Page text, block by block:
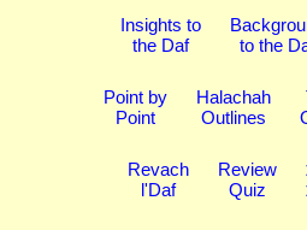
Insights to
the Daf
to the
Point by
Point
Halachah
Outlines
Revach
l'Daf
Review
Quiz